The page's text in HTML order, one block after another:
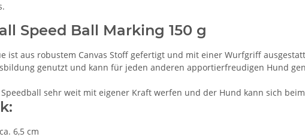
Speed Ball Marking 150 g
ist aus robustem Canvas Stoff gefertigt und mit einer Wurfgriff
genutzt und kann für jeden anderen apportierfreudigen Hund
sehr weit mit eigener Kraft werfen und der Hund kann sich
6,5 cm